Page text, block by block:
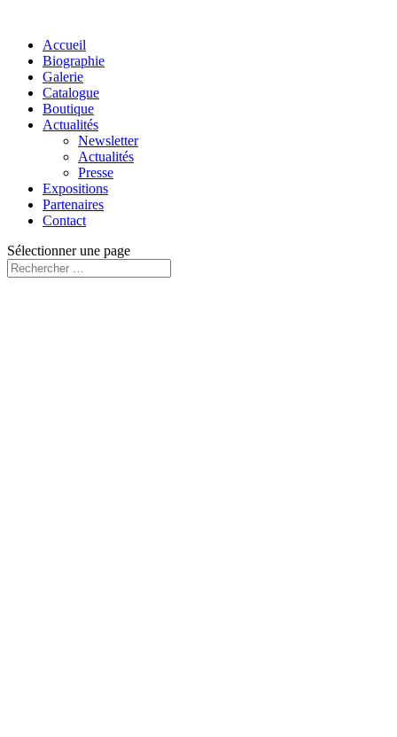
Accueil
Biographie
Galerie
Catalogue
Boutique
Actualités
Newsletter
Actualités
Presse
Expositions
Partenaires
Contact
Sélectionner une page